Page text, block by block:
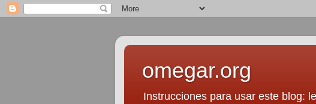
omegar.org
Instrucciones para usar este blog: